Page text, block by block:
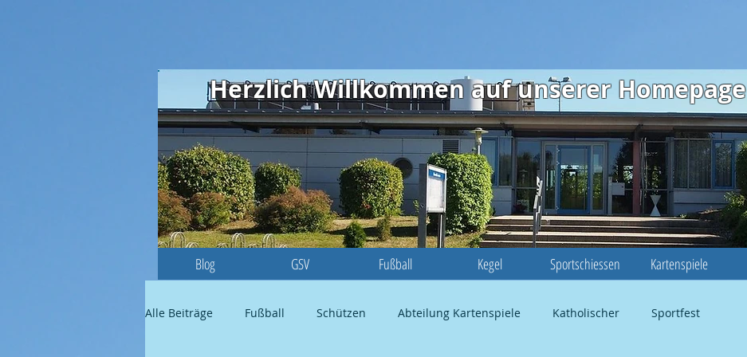
Blog GSV Fußball Kegel Sportschiessen Kartenspiele
Herzlich Willkommen auf unserer Homepage
Alle Beiträge Fußball Schützen Abteilung Kartenspiele Katholischer Sportfest